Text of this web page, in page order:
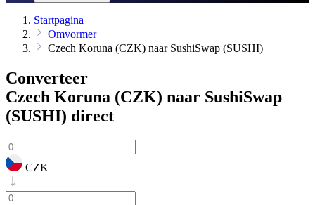
Startpagina
Omvormer
Czech Koruna (CZK) naar SushiSwap (SUSHI)
Converteer
Czech Koruna (CZK) naar SushiSwap
(SUSHI) direct
CZK